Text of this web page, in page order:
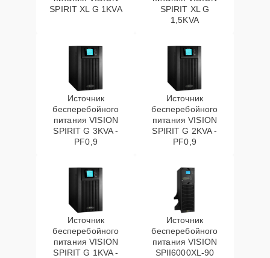
SPIRIT XL G 1KVA
SPIRIT XL G
1,5KVA
Источник
бесперебойного
питания VISION
SPIRIT G 3KVA -
PF0,9
Источник
бесперебойного
питания VISION
SPIRIT G 2KVA -
PF0,9
Источник
бесперебойного
питания VISION
SPIRIT G 1KVA -
Источник
бесперебойного
питания VISION
SPII6000XL-90